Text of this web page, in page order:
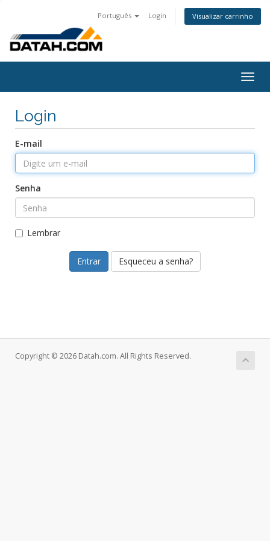
Português Login Visualizar carrinho
Login
E-mail
Senha
Lembrar
Esqueceu a senha?
Copyright © 2026 Datah.com. All Rights Reserved.